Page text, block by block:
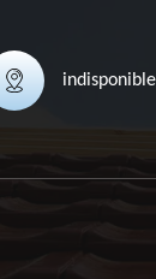
indisponible